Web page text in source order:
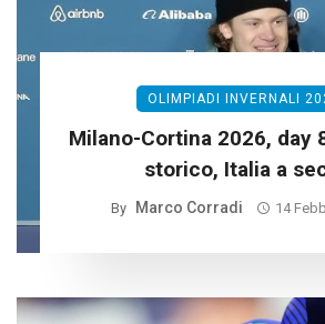
OLIMPIADI INVERNALI
Milano-Cortina 2026, day
storico, Italia a
By Marco Corradi 14